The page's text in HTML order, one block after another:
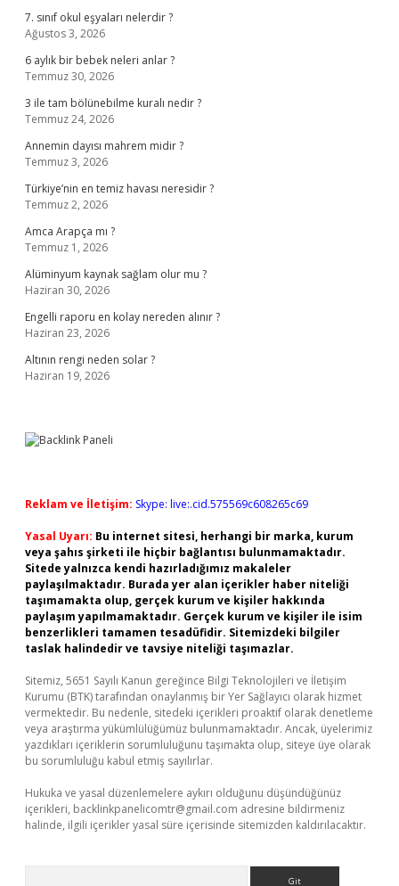
7. sınıf okul eşyaları nelerdir ?
Ağustos 3, 2026
6 aylık bir bebek neleri anlar ?
Temmuz 30, 2026
3 ile tam bölünebilme kuralı nedir ?
Temmuz 24, 2026
Annemin dayısı mahrem midir ?
Temmuz 3, 2026
Türkiye’nin en temiz havası neresidir ?
Temmuz 2, 2026
Amca Arapça mı ?
Temmuz 1, 2026
Alüminyum kaynak sağlam olur mu ?
Haziran 30, 2026
Engelli raporu en kolay nereden alınır ?
Haziran 23, 2026
Altının rengi neden solar ?
Haziran 19, 2026
Reklam ve İletişim: Skype: live:.cid.575569c608265c69
Yasal Uyarı: Bu internet sitesi, herhangi bir marka, kurum
veya şahıs şirketi ile hiçbir bağlantısı bulunmamaktadır.
Sitede yalnızca kendi hazırladığımız makaleler
paylaşılmaktadır. Burada yer alan içerikler haber niteliği
taşımamakta olup, gerçek kurum ve kişiler hakkında
paylaşım yapılmamaktadır. Gerçek kurum ve kişiler ile isim
benzerlikleri tamamen tesadüfidir. Sitemizdeki bilgiler
taslak halindedir ve tavsiye niteliği taşımazlar.
Sitemiz, 5651 Sayılı Kanun gereğince Bilgi Teknolojileri ve İletişim
Kurumu (BTK) tarafından onaylanmış bir Yer Sağlayıcı olarak hizmet
vermektedir. Bu nedenle, sitedeki içerikleri proaktif olarak denetleme
veya araştırma yükümlülüğümüz bulunmamaktadır. Ancak, üyelerimiz
yazdıkları içeriklerin sorumluluğunu taşımakta olup, siteye üye olarak
bu sorumluluğu kabul etmiş sayılırlar.
Hukuka ve yasal düzenlemelere aykırı olduğunu düşündüğünüz
içerikleri, backlinkpanelicomtr@gmail.com adresine bildirmeniz
halinde, ilgili içerikler yasal süre içerisinde sitemizden kaldırılacaktır.